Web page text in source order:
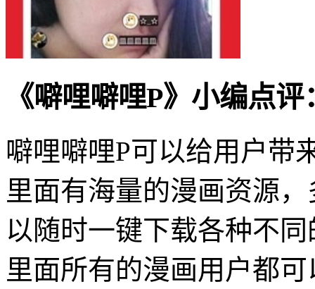
《噼哩噼哩P》小编点评
噼哩噼哩P可以给用户带
里面有海量的漫画资源
以随时一键下载各种不
里面所有的漫画用户都